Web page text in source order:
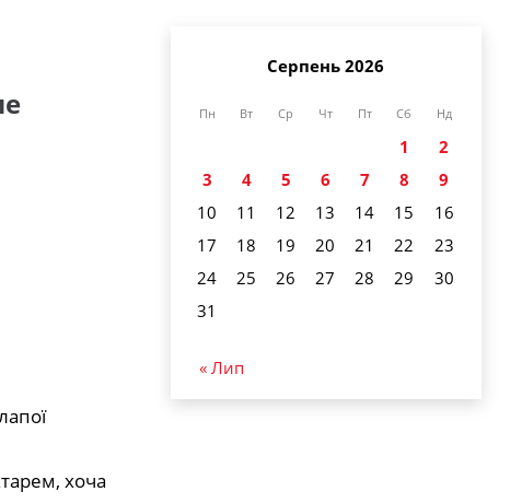
хоча
Серпень 2026
Пн Вт Ср Чт Пт Сб Нд
1
2
3
4 5 6 7 8
9
10
11 12 13 14 15
16
17
18 19 20 21 22
23
24
25 26 27 28 29
30
31
« Лип